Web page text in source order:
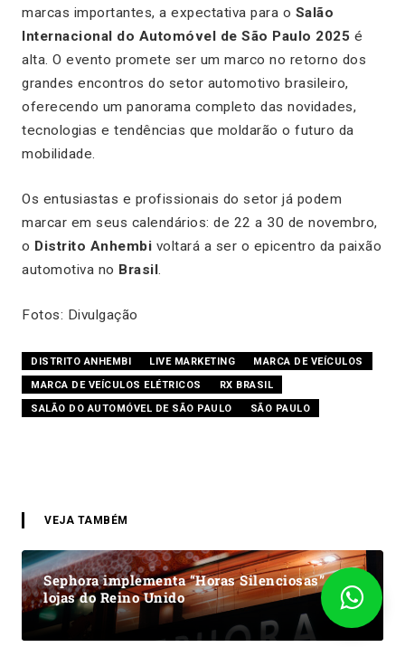
marcas importantes, a expectativa para o Salão
Internacional do Automóvel de São Paulo 2025 é
alta. O evento promete ser um marco no retorno dos
grandes encontros do setor automotivo brasileiro,
oferecendo um panorama completo das novidades,
tecnologias e tendências que moldarão o futuro da
mobilidade.
Os entusiastas e profissionais do setor já podem
marcar em seus calendários: de 22 a 30 de novembro,
o Distrito Anhembi voltará a ser o epicentro da paixão
automotiva no Brasil.
Fotos: Divulgação
DISTRITO ANHEMBI LIVE MARKETING
MARCA DE VEÍCULOS
MARCA DE VEÍCULOS ELÉTRICOS
RX BRASIL
SALÃO DO AUTOMÓVEL DE SÃO PAULO
SÃO PAULO
VEJA TAMBÉM
Sephora implementa “Horas Silenciosas” em
lojas do Reino Unido